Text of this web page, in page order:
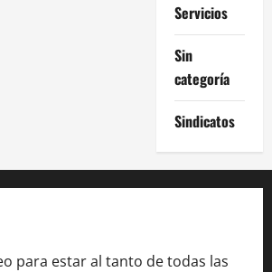
Servicios
Sin
categoría
Sindicatos
para estar al tanto de todas las